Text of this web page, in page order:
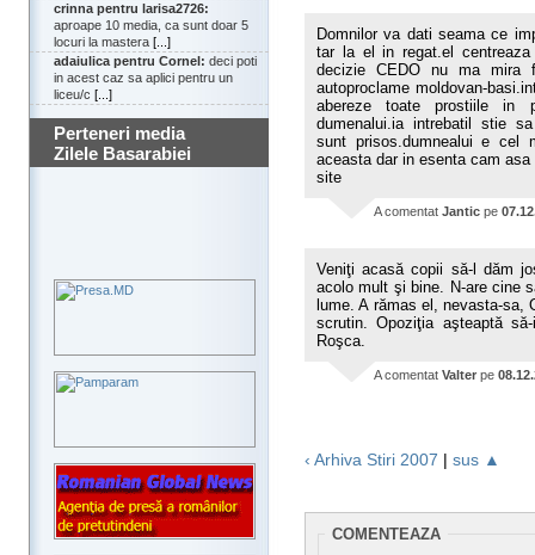
crinna pentru larisa2726:
aproape 10 media, ca sunt doar 5
locuri la mastera [...]
adaiulica pentru Cornel: deci poti
in acest caz sa aplici pentru un
liceu/c [...]
Perteneri media
Zilele Basarabiei
Domnilor va dati seama ce
tar la el in regat.el
decizie CEDO nu ma mira
autoproclame moldovan-
abereze toate prostiile in
dumenalui.ia intrebatil stie
sunt prisos.dumnealui e cel
aceasta dar in esenta cam
site
A comentat Jantic pe
Veniţi acasă copii să-l dăm
acolo mult şi bine. N-are cine
lume. A rămas el, nevasta-
scrutin. Opoziţia aşteaptă
Roşca.
A comentat Valter pe
‹ Arhiva Stiri 2007 | sus ▲
COMENTEAZA